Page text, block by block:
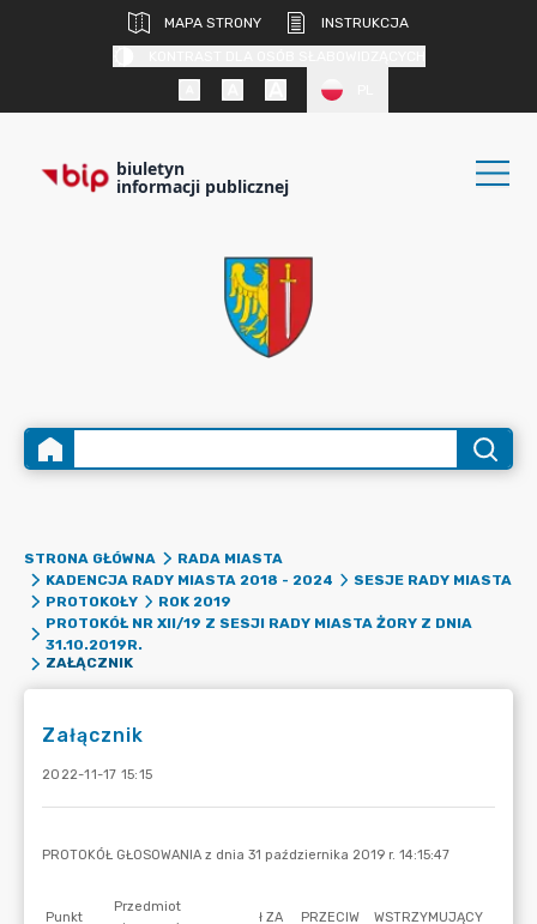
MAPA STRONY
INSTRUKCJA
biuletyn
informacji publicznej
STRONA GŁÓWNA
RADA MIASTA
KADENCJA RADY MIASTA 2018 - 2024
SESJE RADY MIASTA
PROTOKOŁY
ROK 2019
PROTOKÓŁ NR XII/19 Z SESJI RADY MIASTA ŻORY Z DNIA
31.10.2019R.
ZAŁĄCZNIK
Załącznik
2022-11-17 15:15